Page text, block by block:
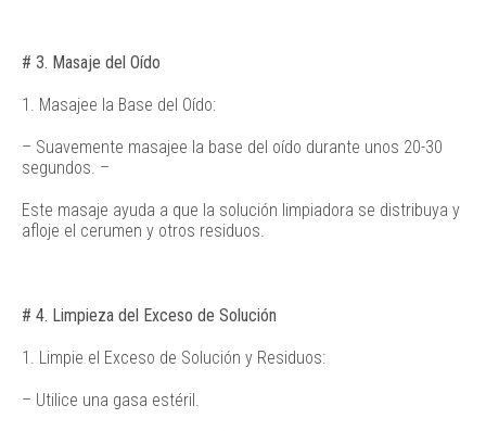
# 3. Masaje del Oído
1. Masajee la Base del Oído:
– Suavemente masajee la base del oído durante unos 20-30
segundos. –
Este masaje ayuda a que la solución limpiadora se distribuya y
afloje el cerumen y otros residuos.
# 4. Limpieza del Exceso de Solución
1. Limpie el Exceso de Solución y Residuos:
– Utilice una gasa estéril.